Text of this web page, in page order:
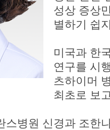
성상 증상
별하기 쉽
미국과 한
연구를 시
츠하이머
최초로 보
스병원 신경과 조한